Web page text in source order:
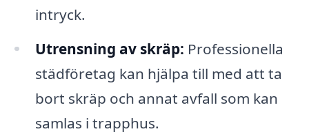
intryck.
Utrensning av skräp: Professionella
städföretag kan hjälpa till med att ta
bort skräp och annat avfall som kan
samlas i trapphus.